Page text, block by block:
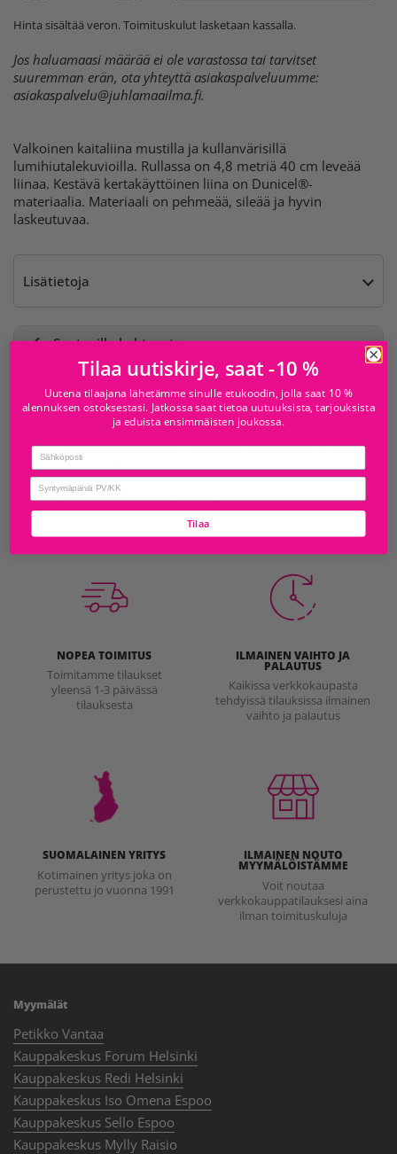
Hinta sisältää veron.Toimituskulut lasketaan kassalla.
Jos haluamaasi määrää ei ole varastossa tai tarvitset
suuremman erän, ota yhteyttä asiakaspalveluumme:
asiakaspalvelu@juhlamaailma.fi.
Valkoinen kaitaliina mustilla ja kullanvärisillä
lumihiutalekuvioilla. Rullassa on 4,8 metriä 40 cm leveää
liinaa. Kestävä kertakäyttöinen liina on Dunicel®-
materiaalia. Materiaali on pehmeää, sileää ja hyvin
laskeutuvaa.
Lisätietoja
Saatavilla kohteesta
Juhlamaailma Iso
Omena
Myymälän tiedot
Tavallisesti valmis 24 tunnissa
Juhlamaailma Sello
Myymälän tiedot
Tavallisesti valmis 24 tunnissa
Tarkista saatavuus muissa myymälöissä
NOPEA TOIMITUS
Toimitamme tilaukset
yleensä 1-3 päivässä
tilauksesta
ILMAINEN VAIHTO JA
PALAUTUS
Kaikissa verkkokaupasta
tehdyissä tilauksissa ilmainen
vaihto ja palautus
SUOMALAINEN YRITYS
Kotimainen yritys joka on
perustettu jo vuonna 1991
ILMAINEN NOUTO
MYYMÄLÖISTÄMME
Voit noutaa
verkkokauppatilauksesi aina
ilman toimituskuluja
Myymälät
Petikko Vantaa
Kauppakeskus Forum Helsinki
Kauppakeskus Redi Helsinki
Kauppakeskus Iso Omena Espoo
Kauppakeskus Sello Espoo
Kauppakeskus Mylly Raisio
Tilaa uutiskirje, saat -10 %
Uutena tilaajana lähetämme sinulle etukoodin, jolla saat 10 %
alennuksen ostoksestasi. Jatkossa saat tietoa uutuuksista, tarjouksista
ja eduista ensimmäisten joukossa.
Email
birthday
Tilaa